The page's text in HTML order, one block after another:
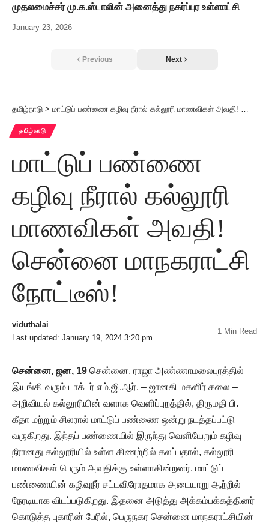
முதலமைச்சர் மு.க.ஸ்டாலின் அனைத்து நகர்ப்புர உள்ளாட்சி
January 23, 2026
Previous Next
தமிழ்நாடு > மாட்டுப் பண்ணை கழிவு நீரால் கல்லூரி மாணவிகள் அவதி! சென்னை மாநகராட்சி நோட்டீஸ்!
தமிழ்நாடு
மாட்டுப் பண்ணை
கழிவு நீரால் கல்லூரி
மாணவிகள் அவதி!
சென்னை மாநகராட்சி
நோட்டீஸ்!
Last updated: January 19, 2024 3:20 pm
viduthalai
1 Min Read
சென்னை, ஜன, 19 சென்னை, ராஜா அண்ணாமலைபுரத்தில்
இயங்கி வரும் டாக்டர் எம்.ஜி.ஆர். – ஜானகி மகளிர் கலை –
அறிவியல் கல்லூரியின் வளாக வெளிப்புறத்தில், திருமதி பி.
கீதா மற்றும் சிலரால் மாட்டுப் பண்ணை ஒன்று நடத்தப்பட்டு
வருகிறது. இந்தப் பண்ணையில் இருந்து வெளியேறும் கழிவு
நீரானது கல்லூரியில் உள்ள கிணற்றில் கலப்பதால், கல்லூரி
மாணவிகள் பெரும் அவதிக்கு உள்ளாகின்றனர். மாட்டுப்
பண்ணையின் கழிவுநீர் சட்டவிரோதமாக அடையாறு ஆற்றில்
நேரடியாக விடப்படுகிறது. இதனை அடுத்து அக்கம்பக்கத்தினர்
கொடுத்த புகாரின் பேரில், பெருநகர சென்னை மாநகராட்சியின்